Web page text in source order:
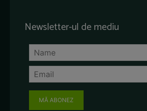
Newsletter-ul de mediu
MĂ ABONEZ